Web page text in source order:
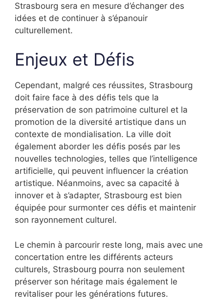
Strasbourg sera en mesure d’échanger des
idées et de continuer à s’épanouir
culturellement.
Enjeux et Défis
Cependant, malgré ces réussites, Strasbourg
doit faire face à des défis tels que la
préservation de son patrimoine culturel et la
promotion de la diversité artistique dans un
contexte de mondialisation. La ville doit
également aborder les défis posés par les
nouvelles technologies, telles que l’intelligence
artificielle, qui peuvent influencer la création
artistique. Néanmoins, avec sa capacité à
innover et à s’adapter, Strasbourg est bien
équipée pour surmonter ces défis et maintenir
son rayonnement culturel.
Le chemin à parcourir reste long, mais avec une
concertation entre les différents acteurs
culturels, Strasbourg pourra non seulement
préserver son héritage mais également le
revitaliser pour les générations futures.